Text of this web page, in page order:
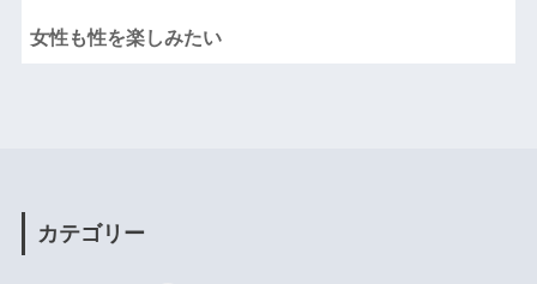
女性も性を楽しみたい
カテゴリー